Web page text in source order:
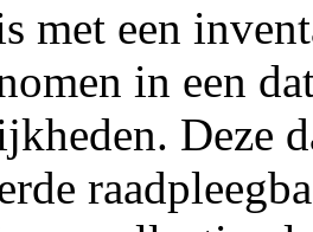
met een
in een
Deze